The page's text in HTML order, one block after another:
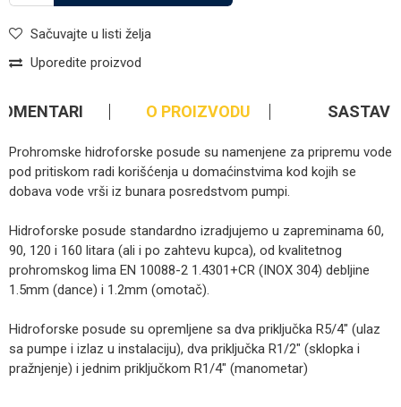
Sačuvajte u listi želja
Uporedite proizvod
O PROIZVODU SASTAV
Prohromske hidroforske posude su namenjene za pripremu vode
pod pritiskom radi korišćenja u domaćinstvima kod kojih se
dobava vode vrši iz bunara posredstvom pumpi.
Hidroforske posude standardno izradjujemo u zapreminama 60,
90, 120 i 160 litara (ali i po zahtevu kupca), od kvalitetnog
prohromskog lima EN 10088-2 1.4301+CR (INOX 304) debljine
1.5mm (dance) i 1.2mm (omotač).
Hidroforske posude su opremljene sa dva priključka R5/4″ (ulaz
sa pumpe i izlaz u instalaciju), dva priključka R1/2″ (sklopka i
pražnjenje) i jednim priključkom R1/4″ (manometar)